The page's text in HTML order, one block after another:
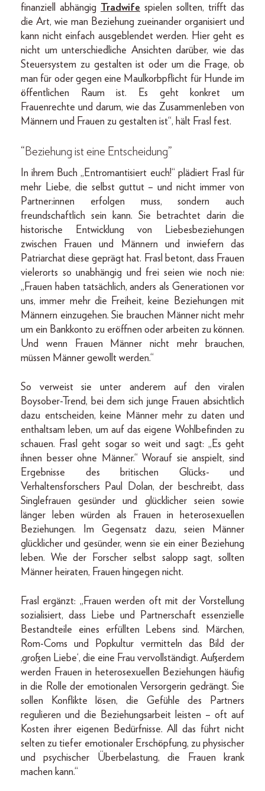
finanziell abhängig Tradwife spielen sollten, trifft das
die Art, wie man Beziehung zueinander organisiert und
kann nicht einfach ausgeblendet werden. Hier geht es
nicht um unterschiedliche Ansichten darüber, wie das
Steuersystem zu gestalten ist oder um die Frage, ob
man für oder gegen eine Maulkorbpflicht für Hunde im
öffentlichen Raum ist. Es geht konkret um
Frauenrechte und darum, wie das Zusammenleben von
Männern und Frauen zu gestalten ist“, hält Frasl fest.
“Beziehung ist eine Entscheidung”
In ihrem Buch „Entromantisiert euch!“ plädiert Frasl für
mehr Liebe, die selbst guttut – und nicht immer von
Partner:innen erfolgen muss, sondern auch
freundschaftlich sein kann. Sie betrachtet darin die
historische Entwicklung von Liebesbeziehungen
zwischen Frauen und Männern und inwiefern das
Patriarchat diese geprägt hat. Frasl betont, dass Frauen
vielerorts so unabhängig und frei seien wie noch nie:
„Frauen haben tatsächlich, anders als Generationen vor
uns, immer mehr die Freiheit, keine Beziehungen mit
Männern einzugehen. Sie brauchen Männer nicht mehr
um ein Bankkonto zu eröffnen oder arbeiten zu können.
Und wenn Frauen Männer nicht mehr brauchen,
müssen Männer gewollt werden.“
So verweist sie unter anderem auf den viralen
Boysober-Trend, bei dem sich junge Frauen absichtlich
dazu entscheiden, keine Männer mehr zu daten und
enthaltsam leben, um auf das eigene Wohlbefinden zu
schauen. Frasl geht sogar so weit und sagt: „Es geht
ihnen besser ohne Männer.“ Worauf sie anspielt, sind
Ergebnisse des britischen Glücks- und
Verhaltensforschers Paul Dolan, der beschreibt, dass
Singlefrauen gesünder und glücklicher seien sowie
länger leben würden als Frauen in heterosexuellen
Beziehungen. Im Gegensatz dazu, seien Männer
glücklicher und gesünder, wenn sie ein einer Beziehung
leben. Wie der Forscher selbst salopp sagt, sollten
Männer heiraten, Frauen hingegen nicht.
Frasl ergänzt: „Frauen werden oft mit der Vorstellung
sozialisiert, dass Liebe und Partnerschaft essenzielle
Bestandteile eines erfüllten Lebens sind. Märchen,
Rom-Coms und Popkultur vermitteln das Bild der
‚großen Liebe‘, die eine Frau vervollständigt. Außerdem
werden Frauen in heterosexuellen Beziehungen häufig
in die Rolle der emotionalen Versorgerin gedrängt. Sie
sollen Konflikte lösen, die Gefühle des Partners
regulieren und die Beziehungsarbeit leisten – oft auf
Kosten ihrer eigenen Bedürfnisse. All das führt nicht
selten zu tiefer emotionaler Erschöpfung, zu physischer
und psychischer Überbelastung, die Frauen krank
machen kann.“